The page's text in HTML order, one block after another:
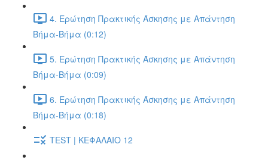
4. Ερώτηση Πρακτικής Άσκησης με Απάντηση
Βήμα-Βήμα (0:12)
5. Ερώτηση Πρακτικής Άσκησης με Απάντηση
Βήμα-Βήμα (0:09)
6. Ερώτηση Πρακτικής Άσκησης με Απάντηση
Βήμα-Βήμα (0:18)
TEST | ΚΕΦΑΛΑΙΟ 12